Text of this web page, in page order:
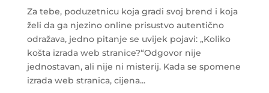
Za tebe, poduzetnicu koja gradi svoj brend i koja
želi da ga njezino online prisustvo autentično
odražava, jedno pitanje se uvijek pojavi: „Koliko
košta izrada web stranice?“Odgovor nije
jednostavan, ali nije ni misterij. Kada se spomene
izrada web stranica, cijena...